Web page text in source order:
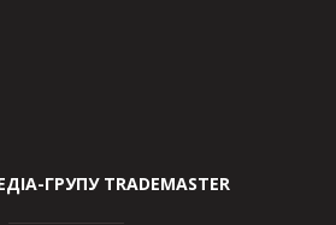
ГРУПУ TRADEMASTER